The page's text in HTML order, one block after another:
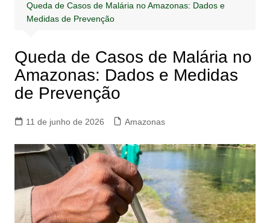
Queda de Casos de Malária no Amazonas: Dados e
Medidas de Prevenção
Queda de Casos de Malária no
Amazonas: Dados e Medidas
de Prevenção
11 de junho de 2026 Amazonas